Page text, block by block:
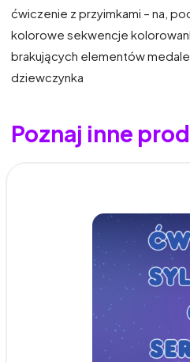
ćwiczenie z przyimkami – na,
kolorowe sekwencje
brakujących elementów
dziewczynka
Poznaj inne